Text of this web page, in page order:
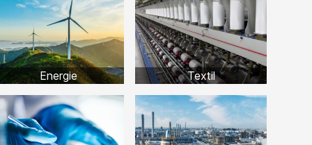
Energie Textil